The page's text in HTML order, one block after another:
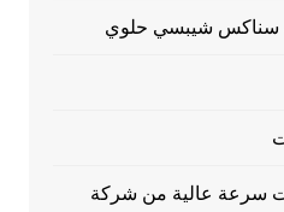
سناكس شيبسي حلوي
سرعة عالية من شركة